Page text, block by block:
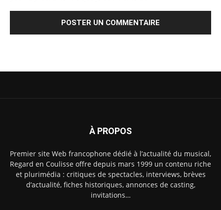
À PROPOS
Premier site Web francophone dédié à l’actualité du musical,
Regard en Coulisse offre depuis mars 1999 un contenu riche
et plurimédia : critiques de spectacles, interviews, brèves
d’actualité, fiches historiques, annonces de casting,
invitations…